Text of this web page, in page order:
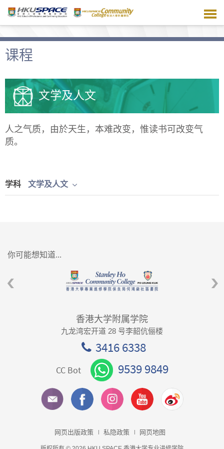
主
容课程
文学及人文
人之气质，由於天生，本难改变，惟读书可改变气
质。
学科 文学及人文
你可能想知道...
香港大学附属学院
九龙湾宏开道 28 号李韶伉俪楼
3416 6338
CC Bot 9539 9849
网页出版政策 私隐政策 网页地图